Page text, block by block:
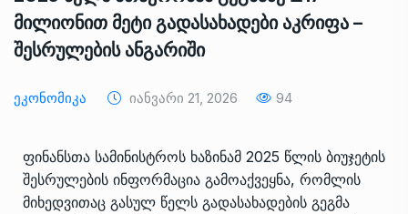
მილიონით მეტი გადასახადები აკრიფა –
შესრულების ანგარიში
Ეკონომიკა Იანვარი 21, 2026 94
ფინანსთა სამინისტროს ხაზინამ 2025 წლის ბიუჯეტის
შესრულების ინფორმაცია გამოაქვეყნა, რომლის
მიხედვითაც გასულ წელს გადასახადების გეგმა